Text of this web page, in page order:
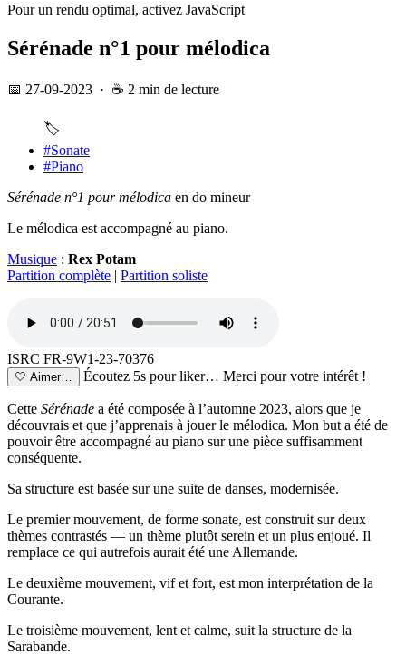
Pour un rendu optimal, activez JavaScript
Sérénade n°1 pour mélodica
📅 27-09-2023 · ☕ 2 min de lecture
🏷️
#Sonate
#Piano
Sérénade n°1 pour mélodica en do mineur
Le mélodica est accompagné au piano.
Musique : Rex Potam
Partition complète | Partition soliste
ISRC FR-9W1-23-70376
🤍 Aimer… Écoutez 5s pour liker… Merci pour votre intérêt !
Cette Sérénade a été composée à l’automne 2023, alors que je
découvrais et que j’apprenais à jouer le mélodica. Mon but a été de
pouvoir être accompagné au piano sur une pièce suffisamment
conséquente.
Sa structure est basée sur une suite de danses, modernisée.
Le premier mouvement, de forme sonate, est construit sur deux
thèmes contrastés — un thème plutôt serein et un plus enjoué. Il
remplace ce qui autrefois aurait été une Allemande.
Le deuxième mouvement, vif et fort, est mon interprétation de la
Courante.
Le troisième mouvement, lent et calme, suit la structure de la
Sarabande.